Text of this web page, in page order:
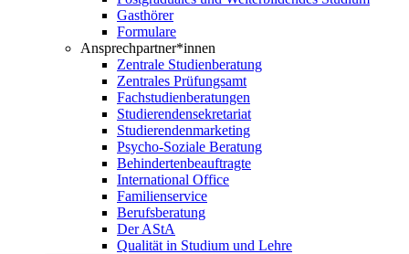
Gasthörer
Formulare
Ansprechpartner*innen
Zentrale Studienberatung
Zentrales Prüfungsamt
Fachstudienberatungen
Studierendensekretariat
Studierendenmarketing
Psycho-Soziale Beratung
Behindertenbeauftragte
International Office
Familienservice
Berufsberatung
Der AStA
Qualität in Studium und Lehre